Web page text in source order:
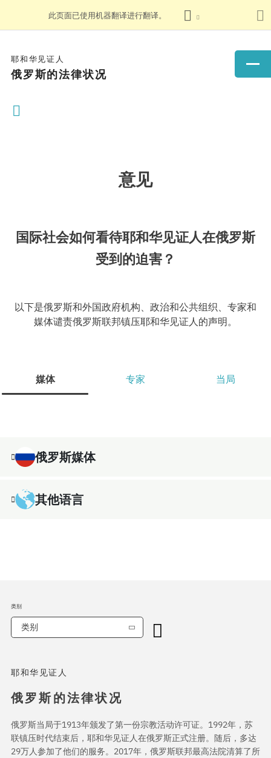
此页面已使用机器翻译进行翻译。
耶和华见证人
俄罗斯的法律状况
意见
国际社会如何看待耶和华见证人在俄罗斯
受到的迫害？
以下是俄罗斯和外国政府机构、政治和公共组织、专家和
媒体谴责俄罗斯联邦镇压耶和华见证人的声明。
媒体 专家 当局
俄罗斯媒体
其他语言
耶和华见证人
俄罗斯的法律状况
俄罗斯当局于1913年颁发了第一份宗教活动许可证。1992年，苏
联镇压时代结束后，耶和华见证人在俄罗斯正式注册。随后，多达
29万人参加了他们的服务。2017年，俄罗斯联邦最高法院清算了所
类别
类别